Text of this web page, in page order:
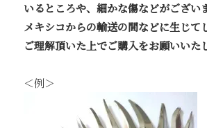
いるところや、細かな傷などがござい
メキシコからの輸送の間などに生じて
ご理解頂いた上でご購入をお願いいた
＜例＞